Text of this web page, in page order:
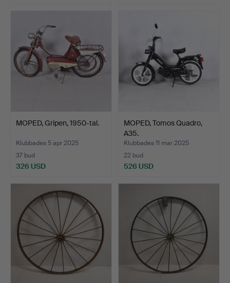
MOPED, Gripen, 1950-tal.
Klubbades 5 apr 2025
37 bud
326 USD
MOPED, Tomos Quadro,
A35.
Klubbades 11 mar 2025
22 bud
526 USD